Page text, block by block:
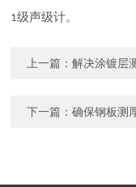
1级声级计。
上一篇：解决涂镀层
下一篇：确保钢板测